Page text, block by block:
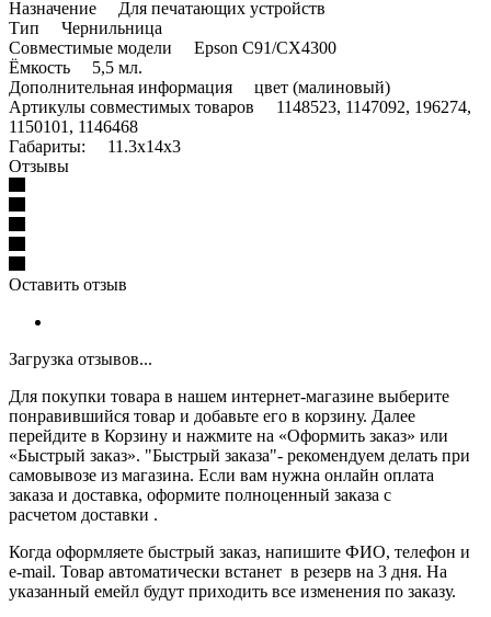
Назначение Для печатающих устройств
Тип Чернильница
Совместимые модели Epson C91/CX4300
Ёмкость 5,5 мл.
Дополнительная информация цвет (малиновый)
Артикулы совместимых товаров 1148523, 1147092, 196274,
1150101, 1146468
Габариты: 11.3x14x3
Отзывы
Оставить отзыв
Загрузка отзывов...
Для покупки товара в нашем интернет-магазине выберите
понравившийся товар и добавьте его в корзину. Далее
перейдите в Корзину и нажмите на «Оформить заказ» или
«Быстрый заказ». "Быстрый заказа"- рекомендуем делать при
самовывозе из магазина. Если вам нужна онлайн оплата
заказа и доставка, оформите полноценный заказа с
расчетом доставки .
Когда оформляете быстрый заказ, напишите ФИО, телефон и
e-mail. Товар автоматически встанет в резерв на 3 дня. На
указанный емейл будут приходить все изменения по заказу.